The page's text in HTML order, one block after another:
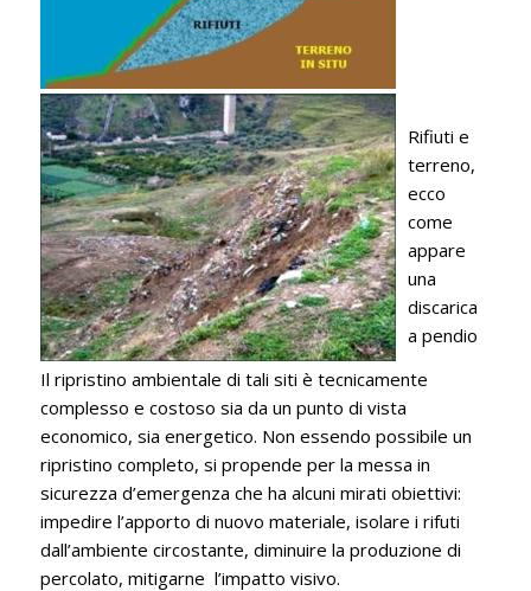
Rifiuti e
terreno,
ecco
come
appare
una
discarica
a pendio
Il ripristino ambientale di tali siti è tecnicamente
complesso e costoso sia da un punto di vista
economico, sia energetico. Non essendo possibile un
ripristino completo, si propende per la messa in
sicurezza d’emergenza che ha alcuni mirati obiettivi:
impedire l’apporto di nuovo materiale, isolare i rifuti
dall’ambiente circostante, diminuire la produzione di
percolato, mitigarne l’impatto visivo.